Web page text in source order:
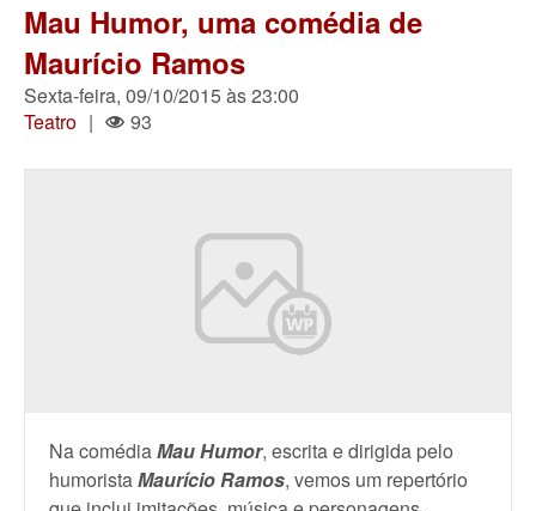
Mau Humor, uma comédia de
Maurício Ramos
Sexta-feira, 09/10/2015 às 23:00
Teatro | 93
Na comédiaMau Humor, escrita e dirigida pelo
humoristaMaurício Ramos, vemos um repertório